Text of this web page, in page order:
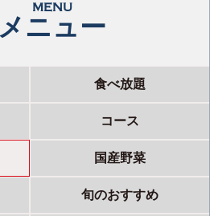
メニュー
MENU
食べ放題
コース
国産野菜
旬のおすすめ